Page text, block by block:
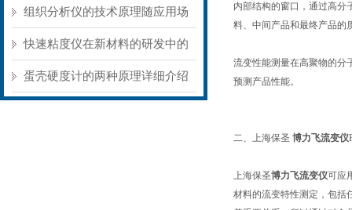
面？
组织分析仪的技术原理随应用场
景不同存在明显差异
快速粘度仪在新材料的研发中的
应用
蛋壳硬度计的两种原理详细介绍
内部结构的窗口，通过高分
料、中间产品和最终产品的
流变性能测量在高聚物的分
预测产品性能。
二、上海保圣 博力飞流变仪
上海保圣博力飞流变仪可应
材料的流变特性测定，包括